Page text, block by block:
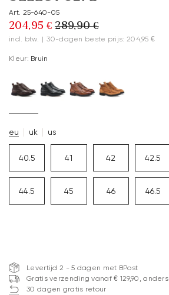
Art. 25-640-05
204,95 € 289,90 €
incl. btw. | 30-dagen beste prijs: 204,95 €
Kleur: Bruin
eu uk us
40.5 41 42 42.5
44.5 45 46 46.5
Levertijd 2 - 5 dagen met BPost
Gratis verzending vanaf € 129,90, anders
30 dagen gratis retour